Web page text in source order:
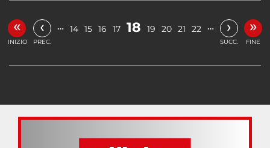
«
INIZIO
‹
PREC.
… 14 15 16 17 18 19 20 21 22 … ›
SUCC.
»
FINE